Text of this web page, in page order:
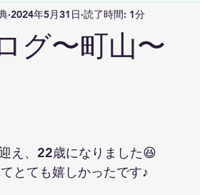
グ〜町山〜
2024年5月31日 読了時間: 1分
え、22歳になりました😆
とても嬉しかったです♪